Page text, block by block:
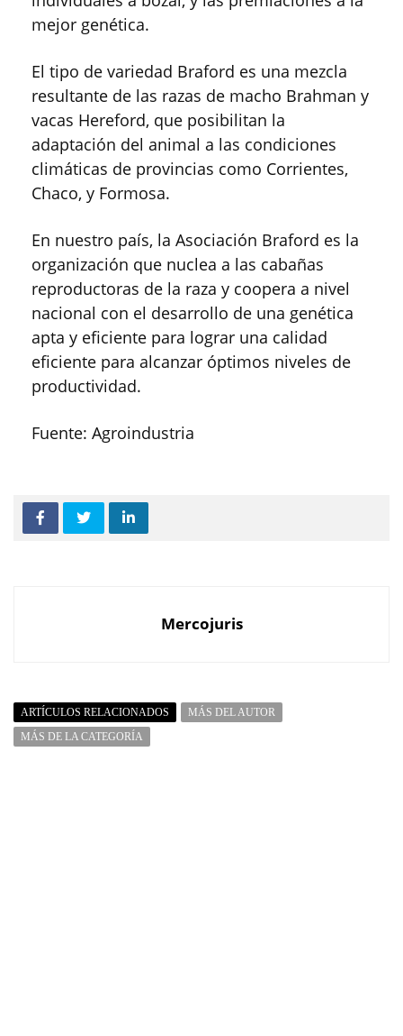
mejor genética.
El tipo de variedad Braford es una mezcla
resultante de las razas de macho Brahman y
vacas Hereford, que posibilitan la
adaptación del animal a las condiciones
climáticas de provincias como Corrientes,
Chaco, y Formosa.
En nuestro país, la Asociación Braford es la
organización que nuclea a las cabañas
reproductoras de la raza y coopera a nivel
nacional con el desarrollo de una genética
apta y eficiente para lograr una calidad
eficiente para alcanzar óptimos niveles de
productividad.
Fuente: Agroindustria
Mercojuris
ARTÍCULOS RELACIONADOS
MÁS DEL AUTOR
MÁS DE LA CATEGORÍA